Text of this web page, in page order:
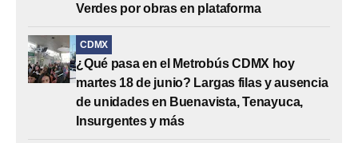
Verdes por obras en plataforma
CDMX
¿Qué pasa en el Metrobús CDMX hoy
martes 18 de junio? Largas filas y ausencia
de unidades en Buenavista, Tenayuca,
Insurgentes y más